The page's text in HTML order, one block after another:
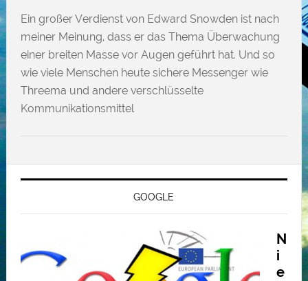
Ein großer Verdienst von Edward Snowden ist nach
meiner Meinung, dass er das Thema Überwachung
einer breiten Masse vor Augen geführt hat. Und so
wie viele Menschen heute sichere Messenger wie
Threema und andere verschlüsselte
Kommunikationsmittel
GOOGLE
N
i
e